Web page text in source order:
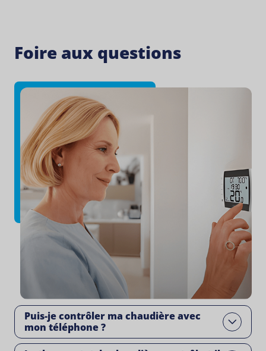
Foire aux questions
Puis-je contrôler ma chaudière avec
mon téléphone ?
Open